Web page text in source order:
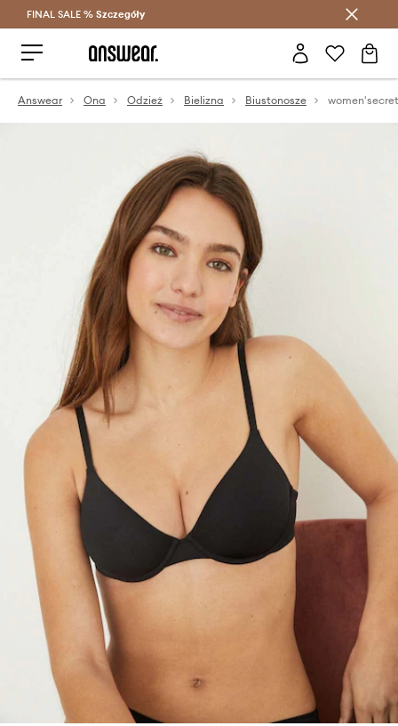
Oszczędzaj z Answear Club >
FINAL SALE % Szczegóły
Answear Ona Odzież Bielizna Biustonosze